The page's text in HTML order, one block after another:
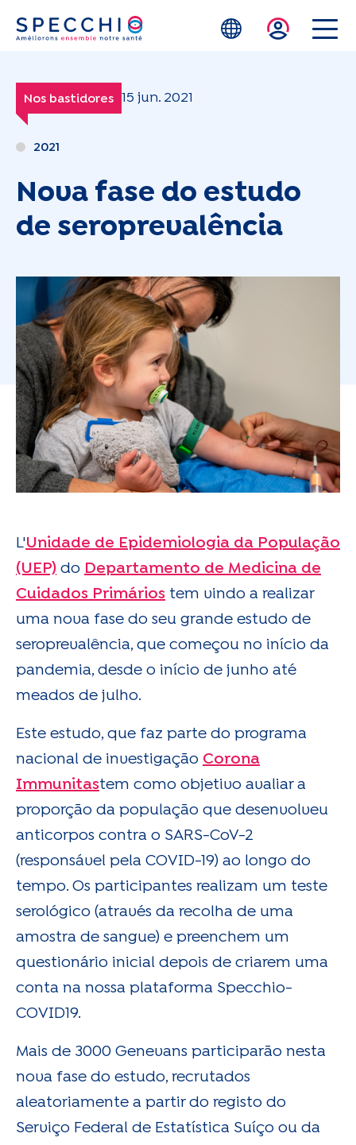
Skip to main content
Nos bastidores 15 jun. 2021
2021
Nova fase do estudo
de seroprevalência
L'Unidade de Epidemiologia da População
(UEP) do Departamento de Medicina de
Cuidados Primários tem vindo a realizar
uma nova fase do seu grande estudo de
seroprevalência, que começou no início da
pandemia, desde o início de junho até
meados de julho.
Este estudo, que faz parte do programa
nacional de investigação Corona
Immunitastem como objetivo avaliar a
proporção da população que desenvolveu
anticorpos contra o SARS-CoV-2
(responsável pela COVID-19) ao longo do
tempo. Os participantes realizam um teste
serológico (através da recolha de uma
amostra de sangue) e preenchem um
questionário inicial depois de criarem uma
conta na nossa plataforma Specchio-
COVID19.
Mais de 3000 Genevans participarão nesta
nova fase do estudo, recrutados
aleatoriamente a partir do registo do
Serviço Federal de Estatística Suíço ou da